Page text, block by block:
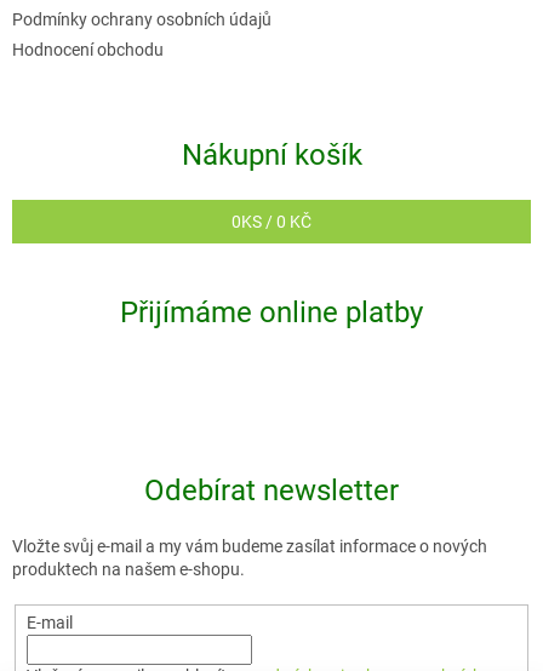
y
i
u
Podmínky ochrany osobních údajů
Hodnocení obchodu
Nákupní košík
0KS /0 KČ
Přijímáme online platby
Odebírat newsletter
Vložte svůj e-mail a my vám budeme zasílat informace o nových
produktech na našem e-shopu.
E-mail